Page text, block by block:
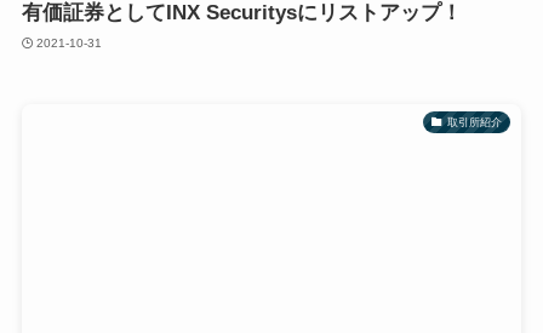
有価証券としてINX Securitysにリストアップ！
2021-10-31
取引所紹介